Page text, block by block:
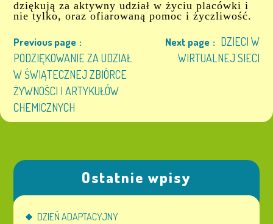
dziękują za aktywny udział w życiu placówki i
nie tylko, oraz ofiarowaną pomoc i życzliwość.
Previous page
PODZIĘKOWANIE ZA UDZIAŁ
W ŚWIĄTECZNEJ ZBIÓRCE
ŻYWNOŚCI I ARTYKUŁÓW
CHEMICZNYCH
Next page
DZIECI W
WIRTUALNEJ SIECI
Ostatnie wpisy
DZIEŃ ADAPTACYJNY